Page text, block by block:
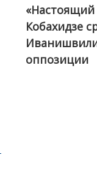
@ქართული
«Настоящий
Кобахидзе
оппозиции